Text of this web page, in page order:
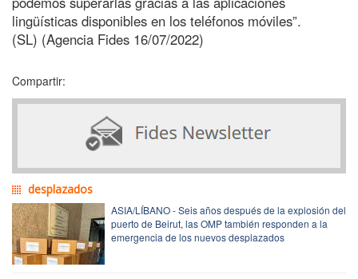
lingüísticas disponibles en los teléfonos móviles”.
(SL) (Agencia Fides 16/07/2022)
Compartir:
desplazados
ASIA/LÍBANO - Seis años después de la explosión del
puerto de Beirut, las OMP también responden a la
emergencia de los nuevos desplazados